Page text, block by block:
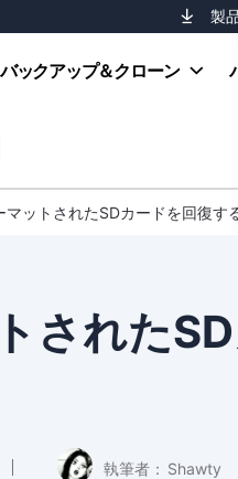
製
バックアップ＆クローン
マットされたSDカードを回復す
された
執筆者： Shawty